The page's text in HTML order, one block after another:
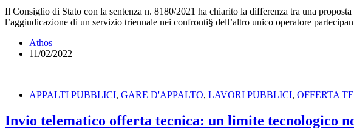
Il Consiglio di Stato con la sentenza n. 8180/2021 ha chiarito la differenza tra una
l’aggiudicazione di un servizio triennale nei confronti§ dell’altro unico operatore
Athos
11/02/2022
APPALTI PUBBLICI, GARE D'APPALTO, LAVORI PUBBLICI, OFFERTA
Invio telematico offerta tecnica: un limite tecnologico